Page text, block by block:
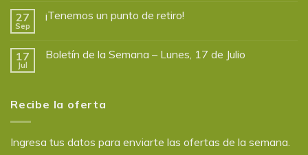
27
Sep
¡Tenemos un punto de retiro!
17
Jul
Boletín de la Semana – Lunes, 17 de Julio
Recibe la oferta
Ingresa tus datos para enviarte las ofertas de la semana.